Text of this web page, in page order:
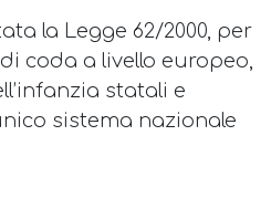
la Legge 62/2000, per
coda a livello europeo,
statali e
sistema nazionale